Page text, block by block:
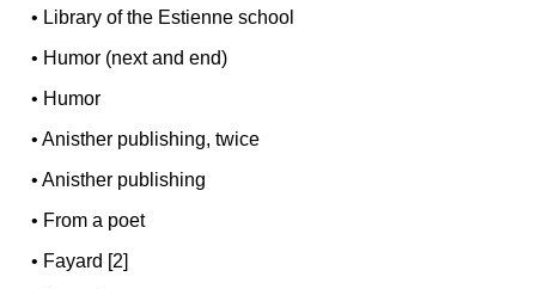
• Library of the Estienne school
• Humor (next and end)
• Humor
•Anisther publishing, twice
•Anisther publishing
• From a poet
• Fayard [2]